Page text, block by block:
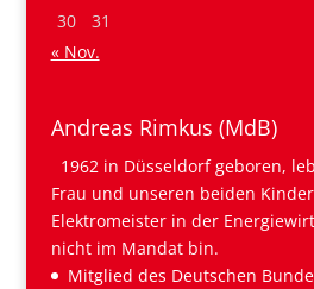
30
31
« Nov.
Andreas Rimkus (MdB)
1962 in Düsseldorf geboren,
Frau und unseren beiden
Elektromeister in der
nicht im Mandat bin.
Mitglied des Deutschen